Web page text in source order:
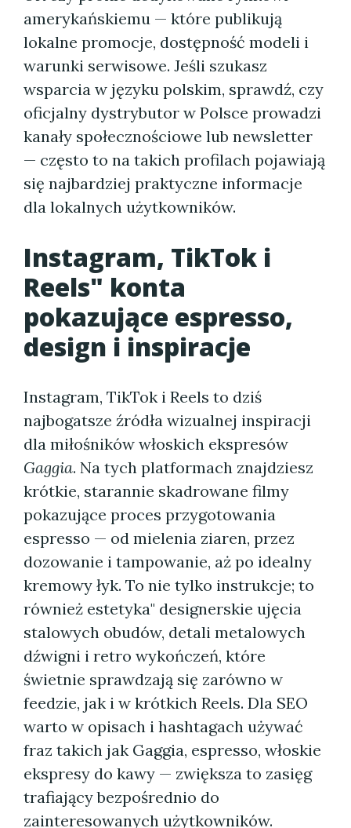
amerykańskiemu — które publikują
lokalne promocje, dostępność modeli i
warunki serwisowe. Jeśli szukasz
wsparcia w języku polskim, sprawdź, czy
oficjalny dystrybutor w Polsce prowadzi
kanały społecznościowe lub newsletter
— często to na takich profilach pojawiają
się najbardziej praktyczne informacje
dla lokalnych użytkowników.
Instagram, TikTok i
Reels" konta
pokazujące espresso,
design i inspiracje
Instagram, TikTok i Reels to dziś
najbogatsze źródła wizualnej inspiracji
dla miłośników włoskich ekspresów
Gaggia. Na tych platformach znajdziesz
krótkie, starannie skadrowane filmy
pokazujące proces przygotowania
espresso — od mielenia ziaren, przez
dozowanie i tampowanie, aż po idealny
kremowy łyk. To nie tylko instrukcje; to
również estetyka" designerskie ujęcia
stalowych obudów, detali metalowych
dźwigni i retro wykończeń, które
świetnie sprawdzają się zarówno w
feedzie, jak i w krótkich Reels. Dla SEO
warto w opisach i hashtagach używać
fraz takich jak Gaggia, espresso, włoskie
ekspresy do kawy — zwiększa to zasięg
trafiający bezpośrednio do
zainteresowanych użytkowników.